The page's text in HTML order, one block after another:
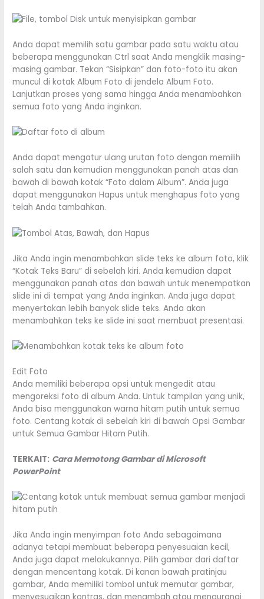
Anda dapat memilih satu gambar pada satu waktu atau
beberapa menggunakan Ctrl saat Anda mengklik masing-
masing gambar. Tekan “Sisipkan” dan foto-foto itu akan
muncul di kotak Album Foto di jendela Album Foto.
Lanjutkan proses yang sama hingga Anda menambahkan
semua foto yang Anda inginkan.
Anda dapat mengatur ulang urutan foto dengan memilih
salah satu dan kemudian menggunakan panah atas dan
bawah di bawah kotak “Foto dalam Album”. Anda juga
dapat menggunakan Hapus untuk menghapus foto yang
telah Anda tambahkan.
Jika Anda ingin menambahkan slide teks ke album foto, klik
“Kotak Teks Baru” di sebelah kiri. Anda kemudian dapat
menggunakan panah atas dan bawah untuk menempatkan
slide ini di tempat yang Anda inginkan. Anda juga dapat
menyertakan lebih banyak slide teks. Anda akan
menambahkan teks ke slide ini saat membuat presentasi.
Edit Foto
Anda memiliki beberapa opsi untuk mengedit atau
mengoreksi foto di album Anda. Untuk tampilan yang unik,
Anda bisa menggunakan warna hitam putih untuk semua
foto. Centang kotak di sebelah kiri di bawah Opsi Gambar
untuk Semua Gambar Hitam Putih.
TERKAIT: Cara Memotong Gambar di Microsoft
PowerPoint
Jika Anda ingin menyimpan foto Anda sebagaimana
adanya tetapi membuat beberapa penyesuaian kecil,
Anda juga dapat melakukannya. Pilih gambar dari daftar
dengan mencentang kotak. Di kanan bawah pratinjau
gambar, Anda memiliki tombol untuk memutar gambar,